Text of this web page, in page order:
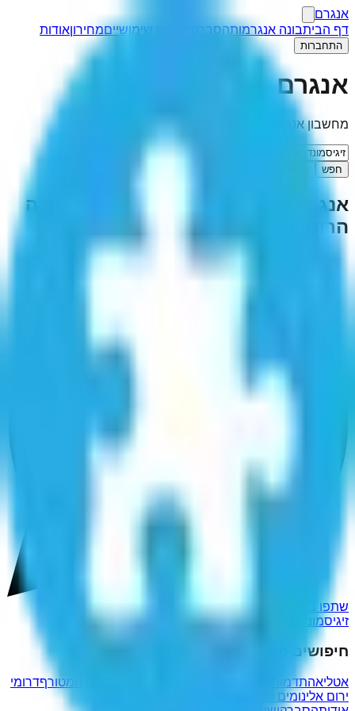
אנגרם
דף הביתבונה אנגרמותהסבר קישורים שימושייםמחירוןאודות
התחברות
אנגרם
מחשבון אנגרמות
חפש
אנגרמה ל-"
זיגיסמונד, קיסר האימפריה
הרומית הקדושה
(
1 תוצאות)
שתפו ב-WhatsApp
זיגיסמונד, קיסר האימפריה הרומית הקדושה
חיפושים פופולריים נוספים
אטליאהתדמותן הכובען המטורףדרומי
ירום אלינומים כבדים